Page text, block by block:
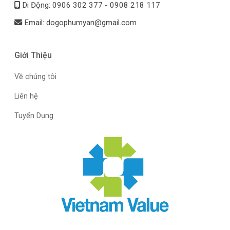
Di Động: 0906 302 377 - 0908 218 117
Email: dogophumyan@gmail.com
Giới Thiệu
Về chúng tôi
Liên hệ
Tuyển Dụng